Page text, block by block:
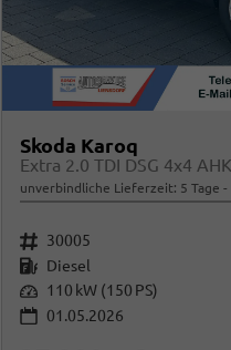
Skoda Karoq
unverbindliche Lieferzeit: 5 Tage
Fahrzeugnr. 30005
Kraftstoff Diesel
Leistung 110 kW (150 PS)
01.05.2026